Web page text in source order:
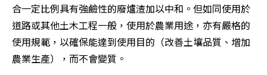
合一定比例具有強鹼性的廢爐渣加以中和。但如同使用於
道路或其他土木工程一般，使用於農業用途，亦有嚴格的
使用規範，以確保能達到使用目的（改善土壤品質、增加
農業生產），而不會變質。